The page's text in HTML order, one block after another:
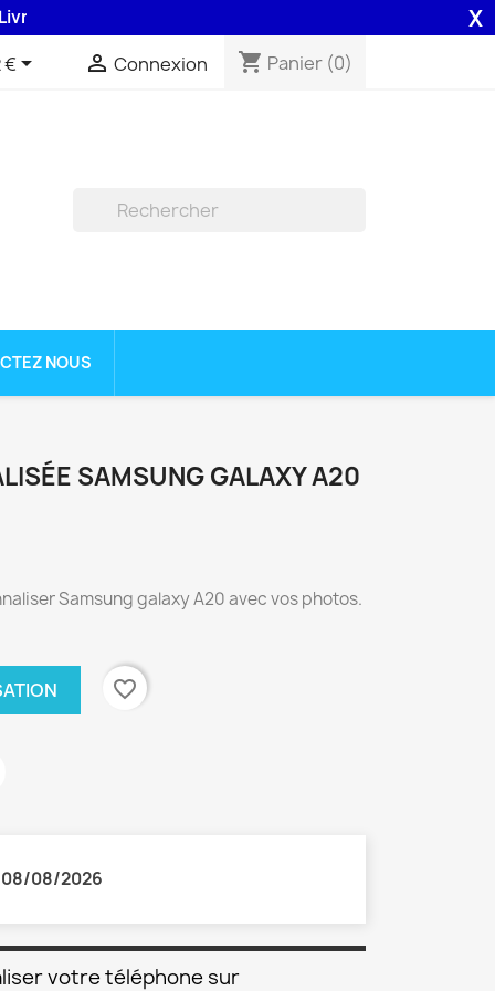
48H assurée par la Poste . X
€  Connexion shopping_cart Panier (0)
NOUS
SAMSUNG GALAXY A20
Samsung galaxy A20 avec vos photos.
favorite_border
08/08/2026
votre téléphone sur